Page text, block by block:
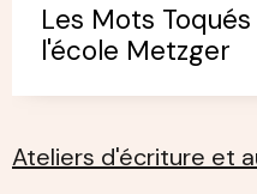
Les Mots
l'école Metzger
Ateliers d'écriture et